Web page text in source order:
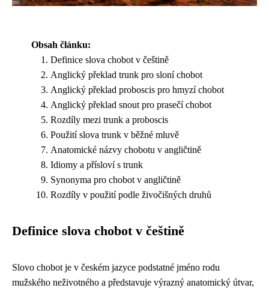
Obsah článku:
Definice slova chobot v češtině
Anglický překlad trunk pro sloní chobot
Anglický překlad proboscis pro hmyzí chobot
Anglický překlad snout pro prasečí chobot
Rozdíly mezi trunk a proboscis
Použití slova trunk v běžné mluvě
Anatomické názvy chobotu v angličtině
Idiomy a přísloví s trunk
Synonyma pro chobot v angličtině
Rozdíly v použití podle živočišných druhů
Definice slova chobot v češtině
Slovo chobot je v českém jazyce podstatné jméno rodu
mužského neživotného a představuje výrazný anatomický útvar,